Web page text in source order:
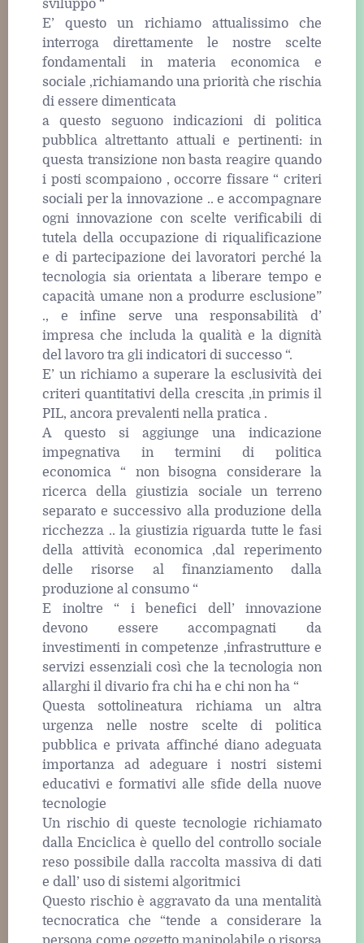
sviluppo “
E’ questo un richiamo attualissimo che
interroga direttamente le nostre scelte
fondamentali in materia economica e
sociale ,richiamando una priorità che rischia
di essere dimenticata
a questo seguono indicazioni di politica
pubblica altrettanto attuali e pertinenti: in
questa transizione non basta reagire quando
i posti scompaiono , occorre fissare “ criteri
sociali per la innovazione .. e accompagnare
ogni innovazione con scelte verificabili di
tutela della occupazione di riqualificazione
e di partecipazione dei lavoratori perché la
tecnologia sia orientata a liberare tempo e
capacità umane non a produrre esclusione”
., e infine serve una responsabilità d’
impresa che includa la qualità e la dignità
del lavoro tra gli indicatori di successo “.
E’ un richiamo a superare la esclusività dei
criteri quantitativi della crescita ,in primis il
PIL, ancora prevalenti nella pratica .
A questo si aggiunge una indicazione
impegnativa in termini di politica
economica “ non bisogna considerare la
ricerca della giustizia sociale un terreno
separato e successivo alla produzione della
ricchezza .. la giustizia riguarda tutte le fasi
della attività economica ,dal reperimento
delle risorse al finanziamento dalla
produzione al consumo “
E inoltre “ i benefici dell’ innovazione
devono essere accompagnati da
investimenti in competenze ,infrastrutture e
servizi essenziali così che la tecnologia non
allarghi il divario fra chi ha e chi non ha “
Questa sottolineatura richiama un altra
urgenza nelle nostre scelte di politica
pubblica e privata affinché diano adeguata
importanza ad adeguare i nostri sistemi
educativi e formativi alle sfide della nuove
tecnologie
Un rischio di queste tecnologie richiamato
dalla Enciclica è quello del controllo sociale
reso possibile dalla raccolta massiva di dati
e dall’ uso di sistemi algoritmici
Questo rischio è aggravato da una mentalità
tecnocratica che “tende a considerare la